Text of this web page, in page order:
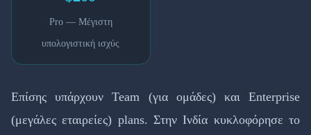
Pro — Μέγιστη
υπολογιστική ισχύς
Επίσης υπάρχουν Team (για ομάδες) και Enterprise
(μεγάλες εταιρείες) plans. Στην Ινδία κυκλοφόρησε το